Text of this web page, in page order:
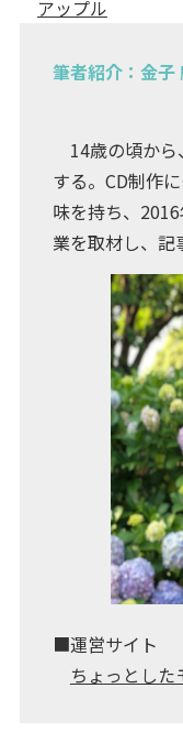
アップル
筆者紹介：金子
14歳の頃から
する。CD制作
味を持ち、
業を取材し、記
■運営サイト
ちょっとし